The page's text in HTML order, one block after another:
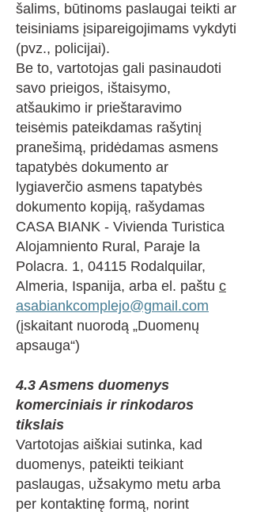
šalims, būtinoms paslaugai teikti ar
teisiniams įsipareigojimams vykdyti
(pvz., policijai).
Be to, vartotojas gali pasinaudoti
savo prieigos, ištaisymo,
atšaukimo ir prieštaravimo
teisėmis pateikdamas rašytinį
pranešimą, pridėdamas asmens
tapatybės dokumento ar
lygiaverčio asmens tapatybės
dokumento kopiją, rašydamas
CASA BIANK - Vivienda Turistica
Alojamniento Rural, Paraje la
Polacra. 1, 04115 Rodalquilar,
Almeria, Ispanija, arba el. paštu c
asabiankcomplejo@gmail.com
(įskaitant nuorodą „Duomenų
apsauga“)
4.3 Asmens duomenys
komerciniais ir rinkodaros
tikslais
Vartotojas aiškiai sutinka, kad
duomenys, pateikti teikiant
paslaugas, užsakymo metu arba
per kontaktinę formą, norint